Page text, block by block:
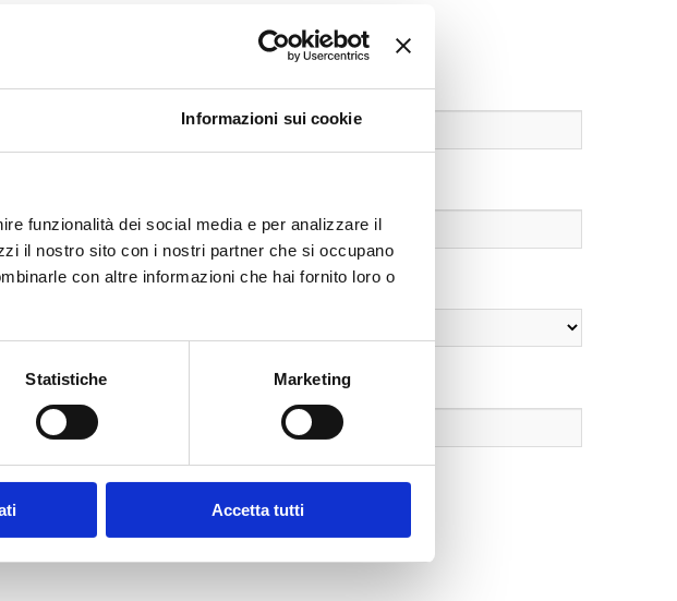
Informazioni sui cookie
funzionalità dei social media e per analizzare il
il nostro sito con i nostri partner che si occupano
con altre informazioni che hai fornito loro o
Statistiche Marketing
Accetta tutti
*